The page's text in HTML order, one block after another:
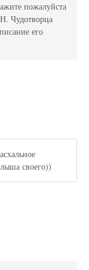
пожалуйста
Чудотворца
его
своего))